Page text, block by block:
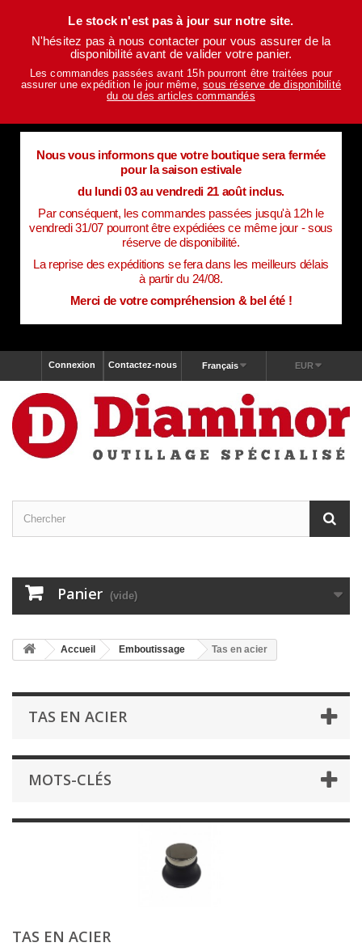
Le stock n'est pas à jour sur notre site.
N'hésitez pas à nous contacter pour vous assurer de la
disponibilité avant de valider votre panier.
Les commandes passées avant 15h pourront être traitées pour
assurer une expédition le jour même,sous réserve de disponibilité
du ou des articles commandés
Nous vous informons que votre boutique sera fermée
pour la saison estivale
du lundi 03 au vendredi 21 août inclus.
Par conséquent, les commandes passées jusqu'à 12h le
vendredi 31/07 pourront être expédiées ce même jour - sous
réserve de disponibilité.
La reprise des expéditions se fera dans les meilleurs délais
à partir du 24/08.
Merci de votre compréhension & bel été !
EUR
Français
Contactez-nous
Connexion
Panier (vide)
Accueil Emboutissage Tas en acier
TAS EN ACIER
MOTS-CLÉS
TAS EN ACIER